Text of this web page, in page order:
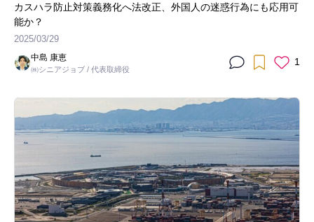
カスハラ防止対策義務化へ法改正、外国人の迷惑行為にも応用可
能か？
2025/03/29
中島 康恵
㈱シニアジョブ / 代表取締役
1